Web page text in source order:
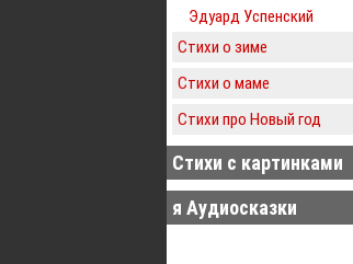
Эдуард Успенский
Стихи о зиме
Стихи о маме
Стихи про Новый год
Стихи с картинками
я Аудиосказки